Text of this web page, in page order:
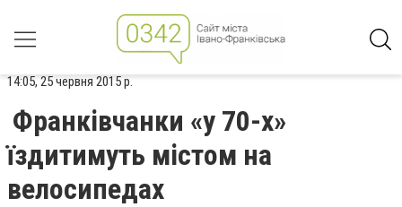
14:05, 25 червня 2015 р.
Франківчанки «у 70-х»
їздитимуть містом на
велосипедах